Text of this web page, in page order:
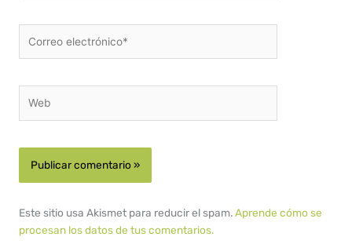
electrónico*
Este sitio usa Akismet para reducir el spam.Aprende cómo se
procesan los datos de tus comentarios.